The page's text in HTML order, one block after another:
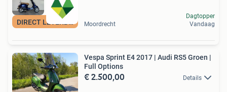
Moordrecht
Dagtopper
Vandaag
Vespa Sprint E4 2017 | Audi RS5 Groen |
Full Options
€ 2.500,00 Details